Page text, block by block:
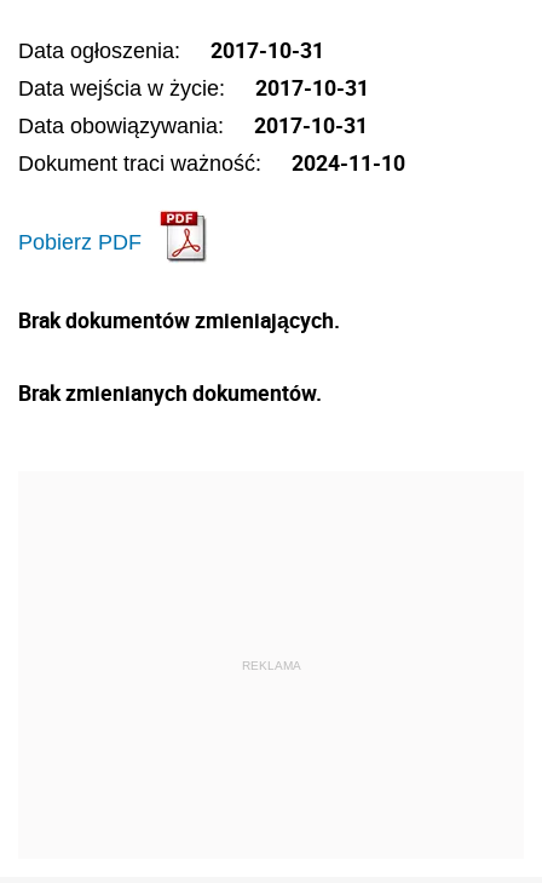
Data ogłoszenia: 2017-10-31
Data wejścia w życie: 2017-10-31
Data obowiązywania: 2017-10-31
Dokument traci ważność: 2024-11-10
Pobierz PDF
Brak dokumentów zmieniających.
Brak zmienianych dokumentów.